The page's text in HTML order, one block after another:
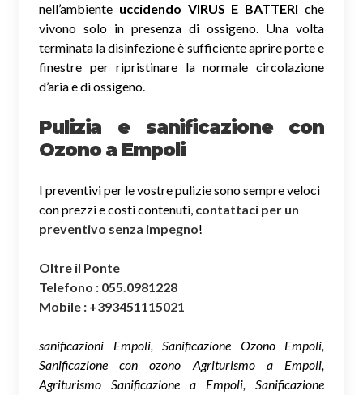
nell’ambiente uccidendo VIRUS E BATTERI che
vivono solo in presenza di ossigeno. Una volta
terminata la disinfezione è sufficiente aprire porte e
finestre per ripristinare la normale circolazione
d’aria e di ossigeno.
Pulizia e sanificazione con
Ozono a Empoli
I preventivi per le vostre pulizie sono sempre veloci
con prezzi e costi contenuti, contattaci per un
preventivo senza impegno!
Oltre il Ponte
Telefono : 055.0981228
Mobile : +393451115021
sanificazioni Empoli, Sanificazione Ozono Empoli,
Sanificazione con ozono Agriturismo a Empoli,
Agriturismo Sanificazione a Empoli, Sanificazione